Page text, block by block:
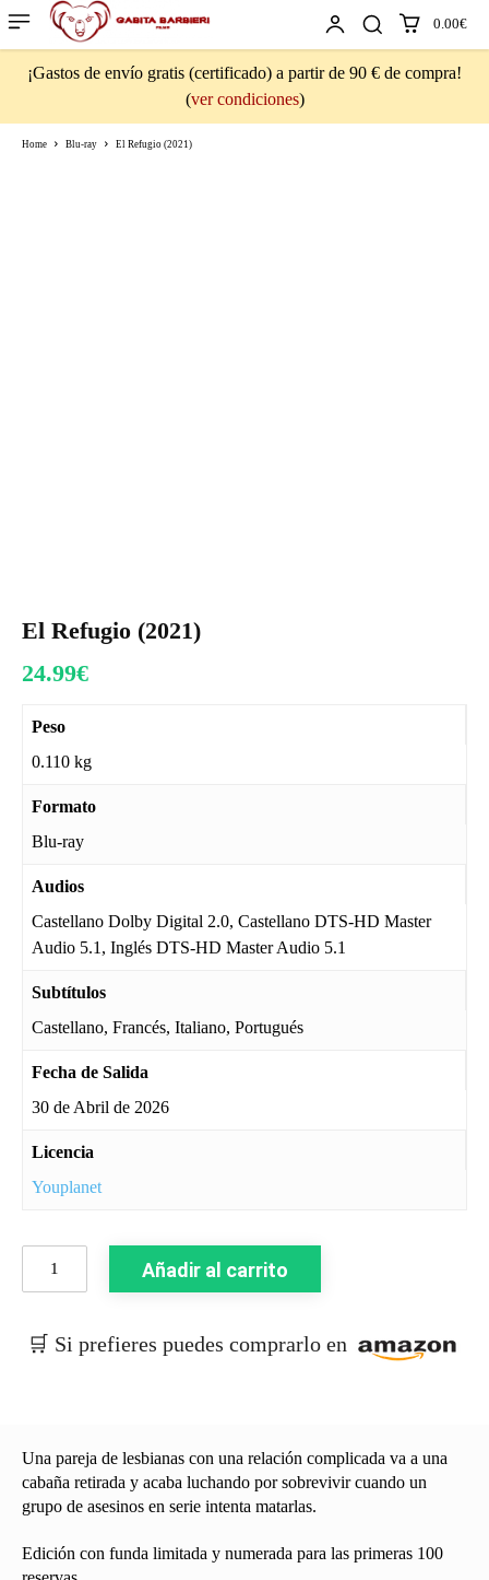
0.00€
¡Gastos de envío gratis (certificado) a partir de 90 € de compra!
(ver condiciones)
Home Blu-ray El Refugio (2021)
El Refugio (2021)
24.99€
Peso
0.110 kg
Formato
Blu-ray
Audios
Castellano Dolby Digital 2.0, Castellano DTS-HD Master
Audio 5.1, Inglés DTS-HD Master Audio 5.1
Subtítulos
Castellano, Francés, Italiano, Portugués
Fecha de Salida
30 de Abril de 2026
Licencia
Youplanet
Refugio
Añadir al carrito
🛒 Si prefieres puedes comprarlo en
Una pareja de lesbianas con una relación complicada va a una
cabaña retirada y acaba luchando por sobrevivir cuando un
grupo de asesinos en serie intenta matarlas.
Edición con funda limitada y numerada para las primeras 100